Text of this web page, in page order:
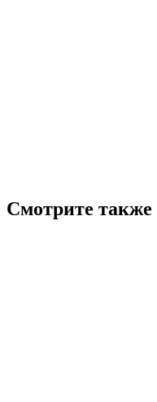
Смотрите также